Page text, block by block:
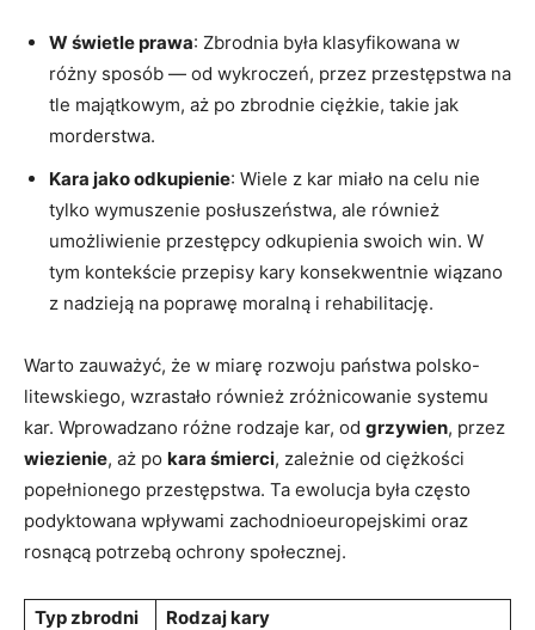
W świetle prawa: Zbrodnia była klasyfikowana w
różny sposób — od wykroczeń, przez przestępstwa na
tle majątkowym, aż po zbrodnie ciężkie, takie jak
morderstwa.
Kara jako odkupienie: Wiele z kar miało na celu nie
tylko wymuszenie posłuszeństwa, ale również
umożliwienie przestępcy odkupienia swoich win. W
tym kontekście przepisy kary konsekwentnie wiązano
z nadzieją na poprawę moralną i rehabilitację.
Warto zauważyć, że w miarę rozwoju państwa polsko-
litewskiego, wzrastało również zróżnicowanie systemu
kar. Wprowadzano różne rodzaje kar, od grzywien, przez
wiezienie, aż po kara śmierci, zależnie od ciężkości
popełnionego przestępstwa. Ta ewolucja była często
podyktowana wpływami zachodnioeuropejskimi oraz
rosnącą potrzebą ochrony społecznej.
Typ zbrodni
Rodzaj kary